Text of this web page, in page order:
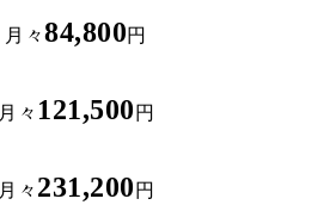
月々84,800円
月々 121,500 円
月々 231,200 円